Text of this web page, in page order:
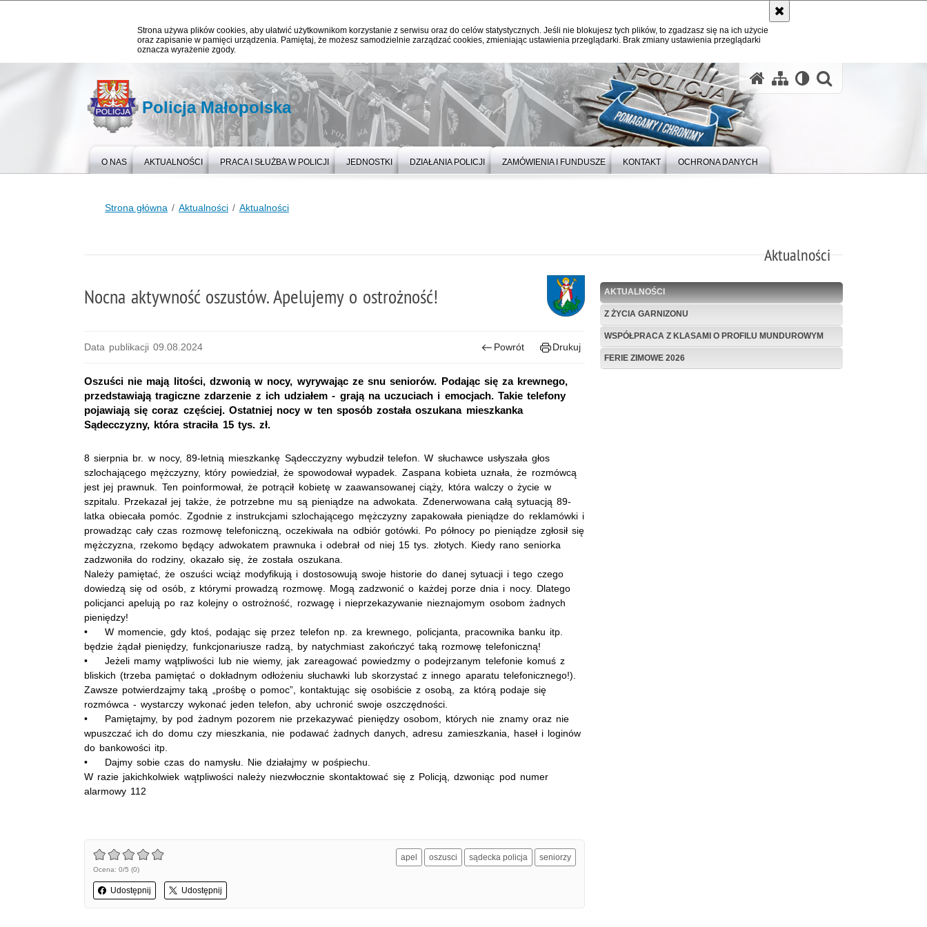
Strona używa plików cookies, aby ułatwić użytkownikom korzystanie z serwisu oraz do celów statystycznych. Jeśli nie blokujesz tych plików, to zgadzasz się na ich użycie
oraz zapisanie w pamięci urządzenia. Pamiętaj, że możesz samodzielnie zarządzać cookies, zmieniając ustawienia przeglądarki. Brak zmiany ustawienia przeglądarki
oznacza wyrażenie zgody.
Policja Małopolska
O NAS AKTUALNOŚCI PRACA I SŁUŻBA W POLICJI JEDNOSTKI DZIAŁANIA POLICJI ZAMÓWIENIA I FUNDUSZE KONTAKT OCHRONA DANYCH
Strona główna Aktualności Aktualności
Aktualności
Nocna aktywność oszustów. Apelujemy o ostrożność!
Data publikacji 09.08.2024 Powrót Drukuj
Oszuści nie mają litości, dzwonią w nocy, wyrywając ze snu seniorów. Podając się za krewnego,
przedstawiają tragiczne zdarzenie z ich udziałem - grają na uczuciach i emocjach. Takie telefony
pojawiają się coraz częściej. Ostatniej nocy w ten sposób została oszukana mieszkanka
Sądecczyzny, która straciła 15 tys. zł.
8 sierpnia br. w nocy, 89-letnią mieszkankę Sądecczyzny wybudził telefon. W słuchawce usłyszała głos
szlochającego mężczyzny, który powiedział, że spowodował wypadek. Zaspana kobieta uznała, że rozmówcą
jest jej prawnuk. Ten poinformował, że potrącił kobietę w zaawansowanej ciąży, która walczy o życie w
szpitalu. Przekazał jej także, że potrzebne mu są pieniądze na adwokata. Zdenerwowana całą sytuacją 89-
latka obiecała pomóc. Zgodnie z instrukcjami szlochającego mężczyzny zapakowała pieniądze do reklamówki i
prowadząc cały czas rozmowę telefoniczną, oczekiwała na odbiór gotówki. Po północy po pieniądze zgłosił się
mężczyzna, rzekomo będący adwokatem prawnuka i odebrał od niej 15 tys. złotych. Kiedy rano seniorka
zadzwoniła do rodziny, okazało się, że została oszukana.
Należy pamiętać, że oszuści wciąż modyfikują i dostosowują swoje historie do danej sytuacji i tego czego
dowiedzą się od osób, z którymi prowadzą rozmowę. Mogą zadzwonić o każdej porze dnia i nocy. Dlatego
policjanci apelują po raz kolejny o ostrożność, rozwagę i nieprzekazywanie nieznajomym osobom żadnych
pieniędzy!
• W momencie, gdy ktoś, podając się przez telefon np. za krewnego, policjanta, pracownika banku itp.
będzie żądał pieniędzy, funkcjonariusze radzą, by natychmiast zakończyć taką rozmowę telefoniczną!
• Jeżeli mamy wątpliwości lub nie wiemy, jak zareagować powiedzmy o podejrzanym telefonie komuś z
bliskich (trzeba pamiętać o dokładnym odłożeniu słuchawki lub skorzystać z innego aparatu telefonicznego!).
Zawsze potwierdzajmy taką „prośbę o pomoc”, kontaktując się osobiście z osobą, za którą podaje się
rozmówca - wystarczy wykonać jeden telefon, aby uchronić swoje oszczędności.
• Pamiętajmy, by pod żadnym pozorem nie przekazywać pieniędzy osobom, których nie znamy oraz nie
wpuszczać ich do domu czy mieszkania, nie podawać żadnych danych, adresu zamieszkania, haseł i loginów
do bankowości itp.
• Dajmy sobie czas do namysłu. Nie działajmy w pośpiechu.
W razie jakichkolwiek wątpliwości należy niezwłocznie skontaktować się z Policją, dzwoniąc pod numer
alarmowy 112
Ocena: 0/5 (0)
Udostępnij Udostępnij
apel oszusci sądecka policja seniorzy
AKTUALNOŚCI
Z ŻYCIA GARNIZONU
WSPÓŁPRACA Z KLASAMI O PROFILU MUNDUROWYM
FERIE ZIMOWE 2026